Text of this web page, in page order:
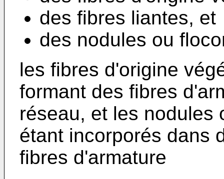
des fibres liantes, et
des nodules ou
les fibres d'origine
formant des fibres
réseau, et les nodules
étant incorporés dans
fibres d'armature